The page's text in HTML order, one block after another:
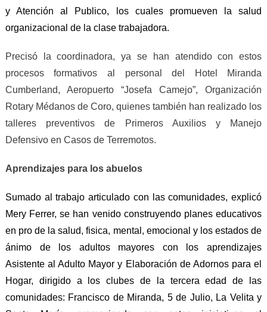
y Atención al Publico, los cuales promueven la salud
organizacional de la clase trabajadora.
Precisó la coordinadora, ya se han atendido con estos
procesos formativos al personal del Hotel Miranda
Cumberland, Aeropuerto “Josefa Camejo”, Organización
Rotary Médanos de Coro, quienes también han realizado los
talleres preventivos de Primeros Auxilios y Manejo
Defensivo en Casos de Terremotos.
Aprendizajes para los abuelos
Sumado al trabajo articulado con las comunidades, explicó
Mery Ferrer, se han venido construyendo planes educativos
en pro de la salud, fisica, mental, emocional y los estados de
ánimo de los adultos mayores con los aprendizajes
Asistente al Adulto Mayor y Elaboración de Adornos para el
Hogar, dirigido a los clubes de la tercera edad de las
comunidades: Francisco de Miranda, 5 de Julio, La Velita y